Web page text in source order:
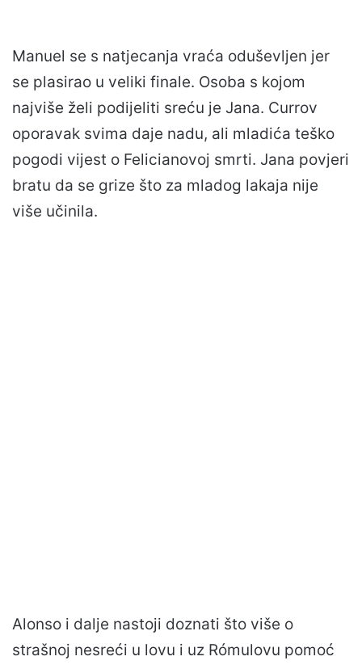
Manuel se s natjecanja vraća oduševljen jer
se plasirao u veliki finale. Osoba s kojom
najviše želi podijeliti sreću je Jana. Currov
oporavak svima daje nadu, ali mladića teško
pogodi vijest o Felicianovoj smrti. Jana povjeri
bratu da se grize što za mladog lakaja nije
više učinila.
Alonso i dalje nastoji doznati što više o
strašnoj nesreći u lovu i uz Rómulovu pomoć